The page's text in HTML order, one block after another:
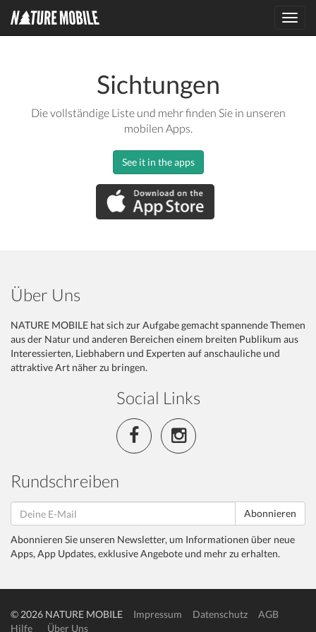
Sichtungen
Die vollständige Liste und mehr finden Sie in unseren
mobilen Apps.
See it in the apps
Über Uns
NATURE MOBILE hat sich zur Aufgabe gemacht spannende Themen
aus der Natur und anderen Bereichen einem breiten Publikum aus
Interessierten, Liebhabern und Experten auf anschauliche und
attraktive Art näher zu bringen.
Social Links
Rundschreiben
Abonnieren
Abonnieren Sie unseren Newsletter, um Informationen über neue
Apps, App Updates, exklusive Angebote und mehr zu erhalten.
© 2026 NATURE MOBILE Impressum Datenschutz
AGB
Hilfe
Über Uns